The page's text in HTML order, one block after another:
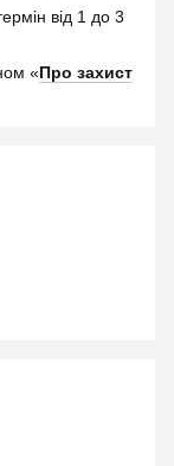
від 1 до 3
«Про захист